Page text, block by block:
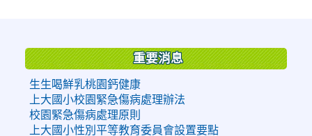
重要消息
生生喝鮮乳桃園鈣健康
上大國小校園緊急傷病處理辦法
校園緊急傷病處理原則
上大國小性別平等教育委員會設置要點